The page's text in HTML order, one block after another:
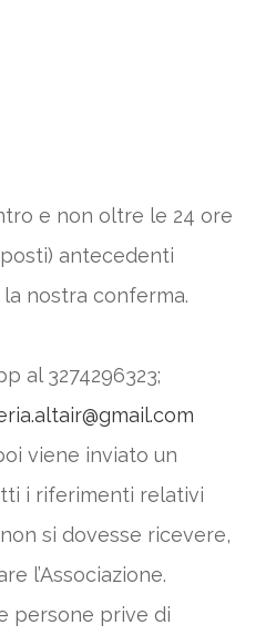
e non oltre le 24 ore
antecedenti
nostra conferma.
al 3274296323;
viene inviato un
i riferimenti relativi
si dovesse ricevere,
l’Associazione.
persone prive di